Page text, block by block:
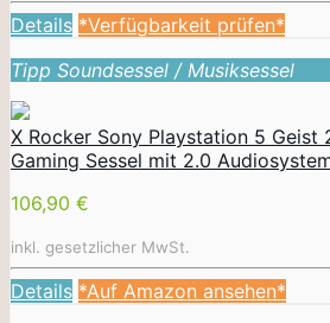
Details *Verfügbarkeit prüfen*
Tipp Soundsessel / Musiksessel
X Rocker Sony Playstation 5 Geist
Gaming Sessel mit 2.0
106,90 €
inkl. gesetzlicher MwSt.
Details *Auf Amazon ansehen*